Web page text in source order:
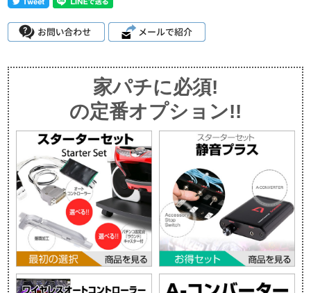
家パチに必須!
の定番オプション!!